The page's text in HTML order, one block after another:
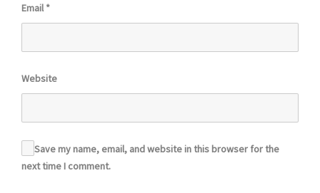
Email*
Website
Save my name, email, and website in this browser for the
next time I comment.